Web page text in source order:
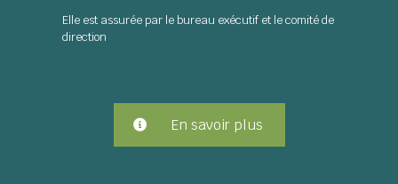
Elle est assurée par le bureau exécutif et le comité de
direction
En savoir plus